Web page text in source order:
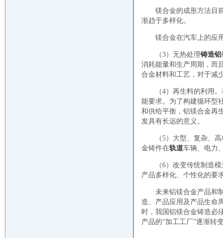
镁合金的成形方法目
渐趋于多样化。
镁合金在汽车上的应
（3）无热处理铸造铝
消耗能量和生产周期，而
合金材料和工艺，对于减
（4）再生料的利用
能要求。为了构建循环型
和供给平衡，铝镁合金再
发具有长远的意义。
（5）大型、复杂、
金铸件在轨道车辆、电力
（6）改变传统制造
产品多样化、个性化的要
未来铝镁合金产品和
造、产品应用及产品生命
时，我国铝镁合金铸造必
产品的“加工工厂”逐渐转